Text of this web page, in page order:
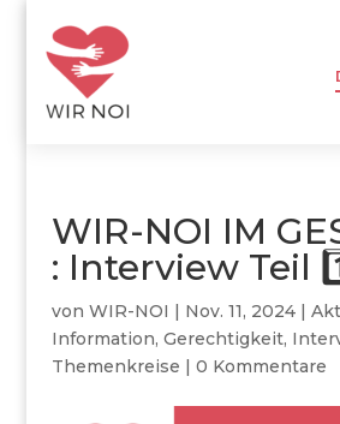
WIR-NOI IM
: Interview Teil
von WIR-NOI | Nov. 11, 2024|
Information, Gerechtigkeit,
Themenkreise | 0 Kommentare